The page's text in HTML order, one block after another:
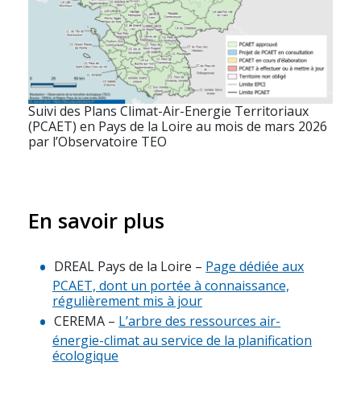
Suivi des Plans Climat-Air-Energie Territoriaux
(PCAET) en Pays de la Loire au mois de mars 2026
par l’Observatoire TEO
En savoir plus
DREAL Pays de la Loire – Page dédiée aux
PCAET, dont un portée à connaissance,
régulièrement mis à jour
CEREMA – L’arbre des ressources air-
énergie-climat au service de la planification
écologique